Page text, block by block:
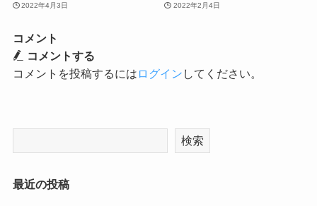
2022年4月3日 2022年2月4日
コメント
コメントする
コメントを投稿するには ログイン してください。
検索
最近の投稿